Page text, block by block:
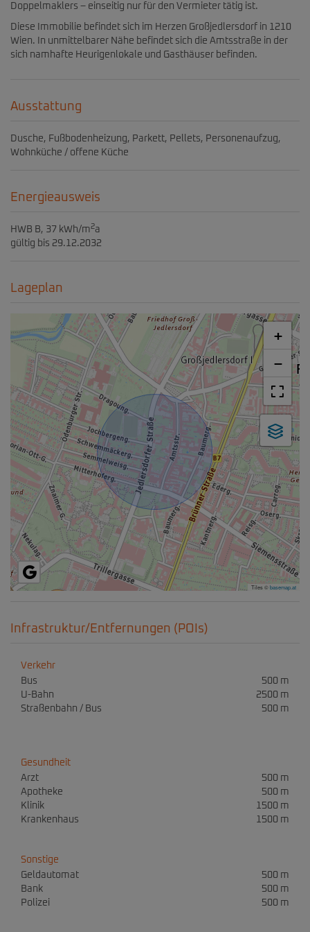
Doppelmaklers – einseitig nur für den Vermieter tätig ist.
Diese Immobilie befindet sich im Herzen Großjedlersdorf in 1210
Wien. In unmittelbarer Nähe befindet sich die Amtsstraße in der
sich namhafte Heurigenlokale und Gasthäuser befinden.
Ausstattung
Dusche Fußbodenheizung Parkett Pellets
Personenaufzug
Wohnküche / offene Küche
Energieausweis
HWB B, 37 kWh/m2a
gültig bis 29.12.2032
Lageplan
+
−
Tiles ©basemap.at
Infrastruktur/Entfernungen (POIs)
Verkehr
Bus
500 m
U-Bahn
2500 m
Straßenbahn / Bus
500 m
Gesundheit
Arzt
500 m
Apotheke
500 m
Klinik
1500 m
Krankenhaus
1500 m
Sonstige
Geldautomat
500 m
Bank
500 m
Polizei
500 m